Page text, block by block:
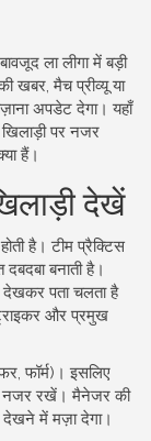
ला लीगा में बड़ी
खबर, मैच प्रीव्यू या
अपडेट देगा। यहाँ
पर नजर
हैं।
देखें
है। टीम प्रैक्टिस
बनाती है।
देखकर पता चलता है
और प्रमुख
फॉर्म)। इसलिए
नजर रखें। मैनेजर की
में मज़ा देगा।